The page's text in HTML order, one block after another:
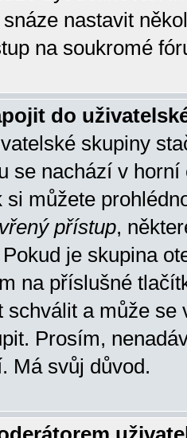
nastavit
na soukromé
do
skupiny
se nachází v horní
si můžete
přístup,
je skupina
na příslušné
a může se
Prosím,
Má svůj důvod.